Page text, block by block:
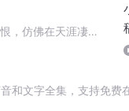
，仿佛在天涯凄清
文字全集，支持免费